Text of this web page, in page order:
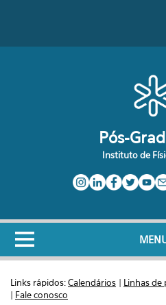
Formulário
Pós-
Instituto de
Links rápidos:Calendários | Linhas de
| Fale conosco